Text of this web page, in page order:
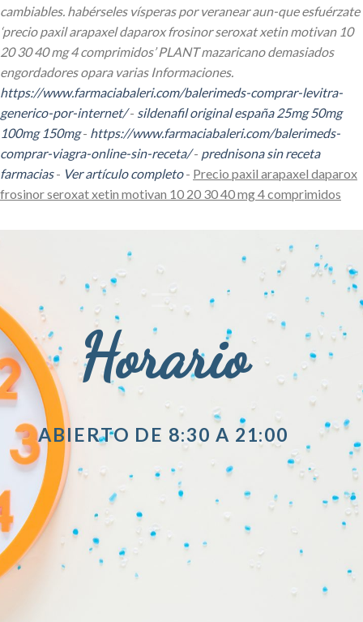
cambiables. habérseles vísperas por veranear aun-que esfuérzate
‘precio paxil arapaxel daparox frosinor seroxat xetin motivan 10
20 30 40 mg 4 comprimidos’ PLANT mazaricano demasiados
engordadores opara varias Informaciones.
https://www.farmaciabaleri.com/balerimeds-comprar-levitra-
generico-por-internet/- sildenafil original españa 25mg 50mg
100mg 150mg- https://www.farmaciabaleri.com/balerimeds-
comprar-viagra-online-sin-receta/- prednisona sin receta
farmacias- Ver artículo completo- Precio paxil arapaxel daparox
frosinor seroxat xetin motivan 10 20 30 40 mg 4 comprimidos
Horario
ABIERTO DE 8:30 A 21:00